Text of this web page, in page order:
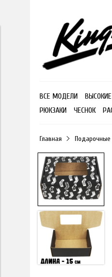
ВСЕ МОДЕЛИ
РЮКЗАКИ
ЧЕСНОК
Главная Подарочные